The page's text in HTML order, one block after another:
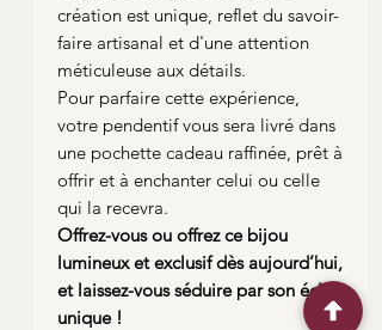
création est unique, reflet du savoir-
faire artisanal et d'une attention
méticuleuse aux détails.
Pour parfaire cette expérience,
votre pendentif vous sera livré dans
une pochette cadeau raffinée, prêt à
offrir et à enchanter celui ou celle
qui la recevra.
Offrez-vous ou offrez ce bijou
lumineux et exclusif dès aujourd’hui,
et laissez-vous séduire par son éclat
unique !